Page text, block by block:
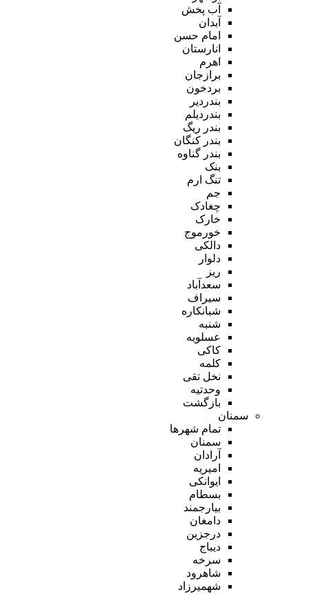
آب پخش
آبدان
امام حسن
انارستان
اهرم
برازجان
بردخون
بندردیر
بندردیلم
بندر ریگ
بندر کنگان
بندر گناوه
بنک
تنگ ارم
جم
چغادک
خارک
خورموج
دالکی
دلوار
ریز
سعدآباد
سیراف
شبانکاره
شنبه
عسلویه
کاکی
کلمه
نخل تقی
وحدتیه
بازگشت
سمنان
تمام شهر‌ها
سمنان
آرادان
امیریه
ایوانکی
بسطام
بیارجمند
دامغان
درجزین
دیباج
سرخه
شاهرود
شهمیرزاد